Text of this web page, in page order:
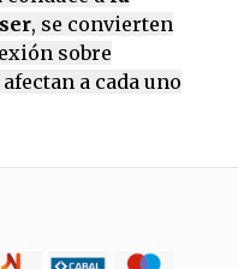
, se convierten
sobre
a cada uno